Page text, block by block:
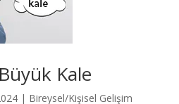
Kale
| Bireysel/Kişisel Gelişim